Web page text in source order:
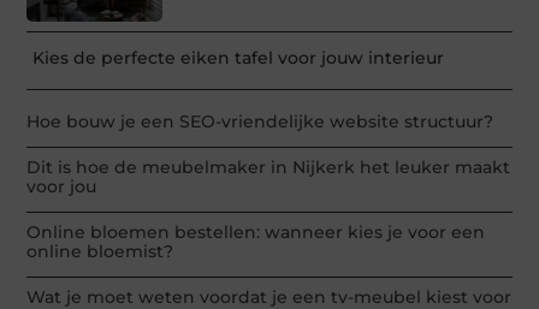
Kies de perfecte eiken tafel voor jouw interieur
Hoe bouw je een SEO-vriendelijke website structuur?
Dit is hoe de meubelmaker in Nijkerk het leuker maakt
voor jou
Online bloemen bestellen: wanneer kies je voor een
online bloemist?
Wat je moet weten voordat je een tv-meubel kiest voor